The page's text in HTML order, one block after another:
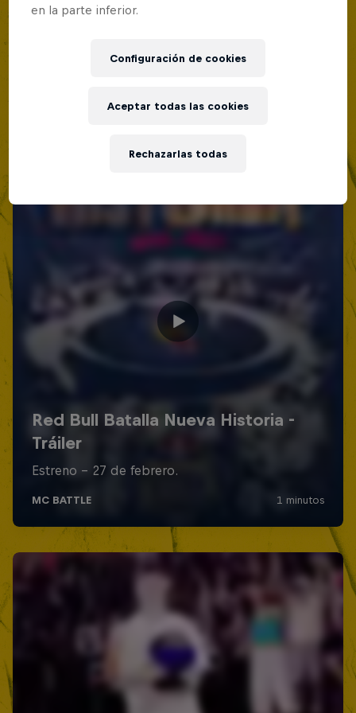
Lima, Peru
en la parte inferior.
Configuración de cookies
Rechazarlas todas
Aceptar todas las cookies